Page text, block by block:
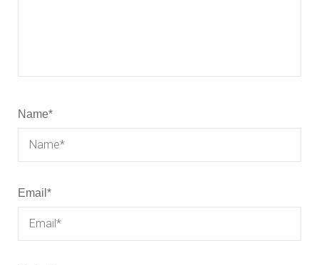
Name*
Email *